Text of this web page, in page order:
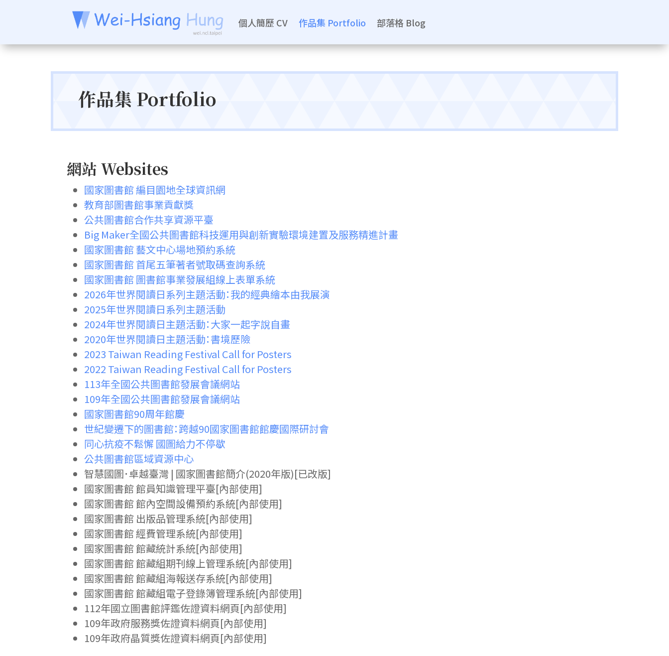
個人簡歷 CV 作品集 Portfolio 部落格 Blog
作品集 Portfolio
網站 Websites
國家圖書館 編目園地全球資訊網
教育部圖書館事業貢獻獎
公共圖書館合作共享資源平臺
Big Maker全國公共圖書館科技運用與創新實驗環境建置及服務精進計畫
國家圖書館 藝文中心場地預約系統
國家圖書館 首尾五筆著者號取碼查詢系統
國家圖書館 圖書館事業發展組線上表單系統
2026年世界閱讀日系列主題活動：我的經典繪本由我展演
2025年世界閱讀日系列主題活動
2024年世界閱讀日主題活動：大家一起字說自畫
2020年世界閱讀日主題活動：書境歷險
2023 Taiwan Reading Festival Call for Posters
2022 Taiwan Reading Festival Call for Posters
113年全國公共圖書館發展會議網站
109年全國公共圖書館發展會議網站
國家圖書館90周年館慶
世紀變遷下的圖書館：跨越90國家圖書館館慶國際研討會
同心抗疫不鬆懈 國圖給力不停歇
公共圖書館區域資源中心
智慧國圖．卓越臺灣 | 國家圖書館簡介(2020年版)[已改版]
國家圖書館 館員知識管理平臺[內部使用]
國家圖書館 館內空間設備預約系統[內部使用]
國家圖書館 出版品管理系統[內部使用]
國家圖書館 經費管理系統[內部使用]
國家圖書館 館藏統計系統[內部使用]
國家圖書館 館藏組期刊線上管理系統[內部使用]
國家圖書館 館藏組海報送存系統[內部使用]
國家圖書館 館藏組電子登錄簿管理系統[內部使用]
112年國立圖書館評鑑佐證資料網頁[內部使用]
109年政府服務獎佐證資料網頁[內部使用]
109年政府晶質獎佐證資料網頁[內部使用]